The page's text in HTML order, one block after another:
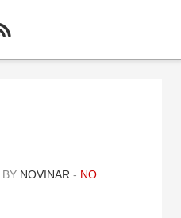
BY NOVINAR - NO